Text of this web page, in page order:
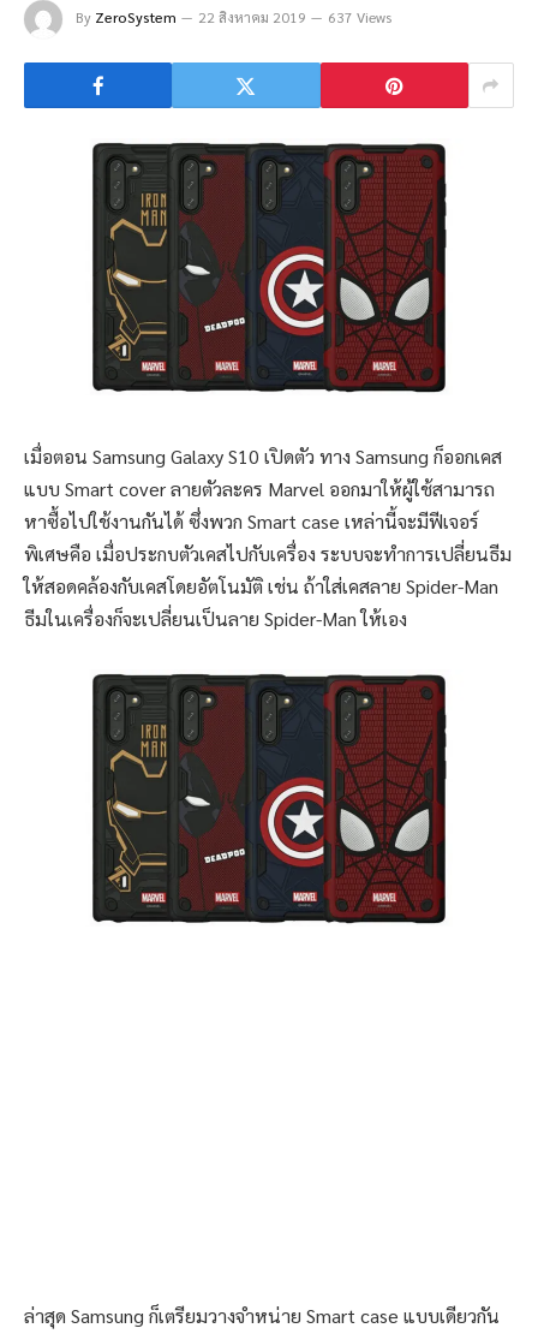
By ZeroSystem 22 สิงหาคม 2019 637 Views
เมื่อตอน Samsung Galaxy S10 เปิดตัว ทาง Samsung ก็ออกเคส
แบบ Smart cover ลายตัวละคร Marvel ออกมาให้ผู้ใช้สามารถ
หาซื้อไปใช้งานกันได้ ซึ่งพวก Smart case เหล่านี้จะมีฟีเจอร์
พิเศษคือ เมื่อประกบตัวเคสไปกับเครื่อง ระบบจะทำการเปลี่ยนธีม
ให้สอดคล้องกับเคสโดยอัตโนมัติ เช่น ถ้าใส่เคสลาย Spider-Man
ธีมในเครื่องก็จะเปลี่ยนเป็นลาย Spider-Man ให้เอง
ล่าสุด Samsung ก็เตรียมวางจำหน่าย Smart case แบบเดียวกัน